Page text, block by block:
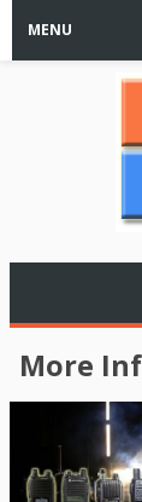
MENU
More